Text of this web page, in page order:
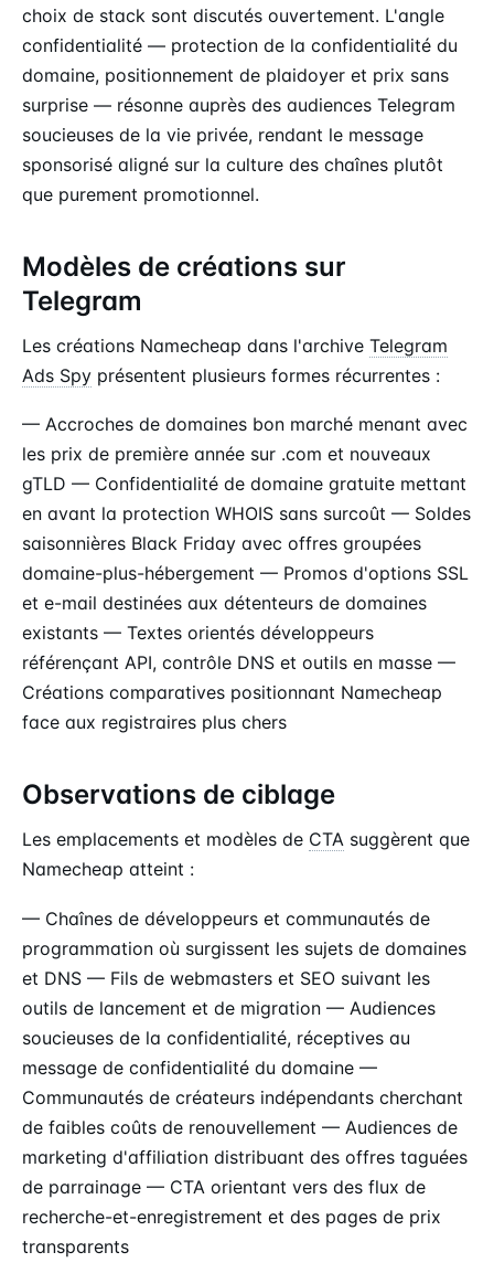
choix de stack sont discutés ouvertement. L'angle
confidentialité — protection de la confidentialité du
domaine, positionnement de plaidoyer et prix sans
surprise — résonne auprès des audiences Telegram
soucieuses de la vie privée, rendant le message
sponsorisé aligné sur la culture des chaînes plutôt
que purement promotionnel.
Modèles de créations sur
Telegram
Les créations Namecheap dans l'archive Telegram
Ads Spy présentent plusieurs formes récurrentes :
— Accroches de domaines bon marché menant avec
les prix de première année sur .com et nouveaux
gTLD — Confidentialité de domaine gratuite mettant
en avant la protection WHOIS sans surcoût — Soldes
saisonnières Black Friday avec offres groupées
domaine-plus-hébergement — Promos d'options SSL
et e-mail destinées aux détenteurs de domaines
existants — Textes orientés développeurs
référençant API, contrôle DNS et outils en masse —
Créations comparatives positionnant Namecheap
face aux registraires plus chers
Observations de ciblage
Les emplacements et modèles de CTA suggèrent que
Namecheap atteint :
— Chaînes de développeurs et communautés de
programmation où surgissent les sujets de domaines
et DNS — Fils de webmasters et SEO suivant les
outils de lancement et de migration — Audiences
soucieuses de la confidentialité, réceptives au
message de confidentialité du domaine —
Communautés de créateurs indépendants cherchant
de faibles coûts de renouvellement — Audiences de
marketing d'affiliation distribuant des offres taguées
de parrainage — CTA orientant vers des flux de
recherche-et-enregistrement et des pages de prix
transparents